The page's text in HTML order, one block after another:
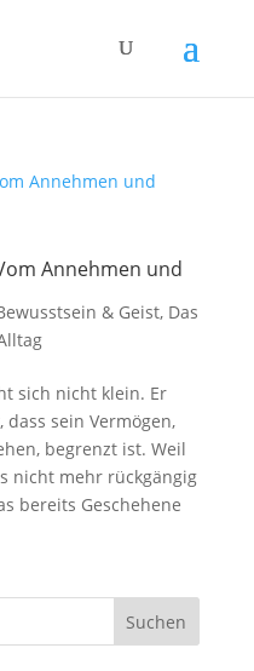
Annehmen und
& Geist, Das
sich nicht klein. Er
sein Vermögen,
begrenzt ist. Weil
nicht mehr rückgängig
bereits Geschehene